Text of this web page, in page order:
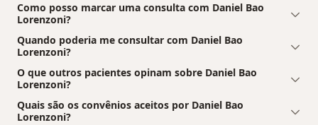
Como posso marcar uma consulta com Daniel Bao
Lorenzoni?
Quando poderia me consultar com Daniel Bao
Lorenzoni?
O que outros pacientes opinam sobre Daniel Bao
Lorenzoni?
Quais são os convênios aceitos por Daniel Bao
Lorenzoni?